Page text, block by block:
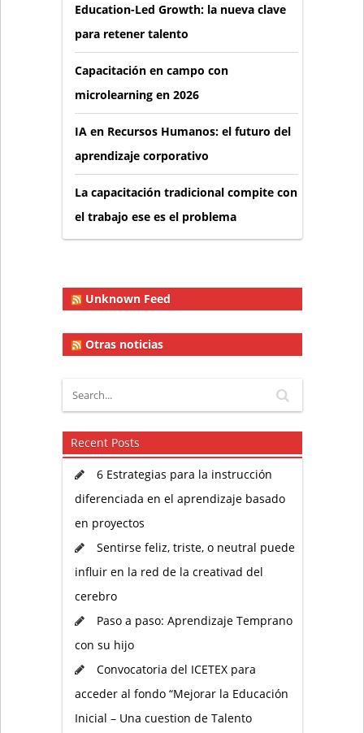
Education-Led Growth: la nueva clave
para retener talento
Capacitación en campo con
microlearning en 2026
IA en Recursos Humanos: el futuro del
aprendizaje corporativo
La capacitación tradicional compite con
el trabajo ese es el problema
Unknown Feed
Otras noticias
Recent Posts
6 Estrategias para la instrucción
diferenciada en el aprendizaje basado
en proyectos
Sentirse feliz, triste, o neutral puede
influir en la red de la creativad del
cerebro
Paso a paso: Aprendizaje Temprano
con su hijo
Convocatoria del ICETEX para
acceder al fondo “Mejorar la Educación
Inicial – Una cuestion de Talento